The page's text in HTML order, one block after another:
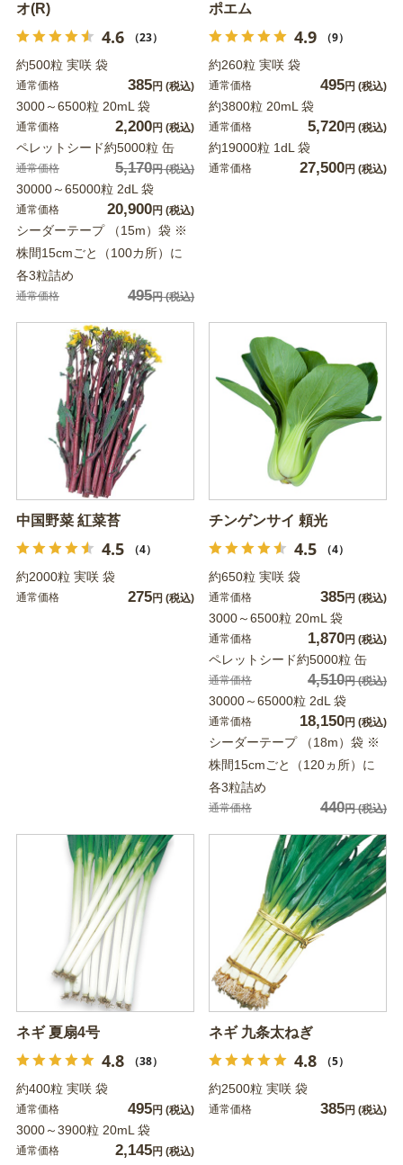
オ(R)
4.6 （23）
約500粒 実咲 袋
通常価格 385円 (税込)
3000～6500粒 20mL 袋
通常価格 2,200円 (税込)
ペレットシード約5000粒 缶
通常価格 5,170円(税込)
30000～65000粒 2dL 袋
通常価格 20,900円 (税込)
シーダーテープ （15m）袋 ※
株間15cmごと（100カ所）に
各3粒詰め
通常価格 495円(税込)
ポエム
4.9 （9）
約260粒 実咲 袋
通常価格 495円 (税込)
約3800粒 20mL 袋
通常価格 5,720円 (税込)
約19000粒 1dL 袋
通常価格 27,500円 (税込)
中国野菜 紅菜苔
4.5 （4）
約2000粒 実咲 袋
通常価格 275円 (税込)
チンゲンサイ 頼光
4.5 （4）
約650粒 実咲 袋
通常価格 385円 (税込)
3000～6500粒 20mL 袋
通常価格 1,870円 (税込)
ペレットシード約5000粒 缶
通常価格 4,510円(税込)
30000～65000粒 2dL 袋
通常価格 18,150円 (税込)
シーダーテープ （18m）袋 ※
株間15cmごと（120ヵ所）に
各3粒詰め
通常価格 440円(税込)
ネギ 夏扇4号
4.8 （38）
約400粒 実咲 袋
通常価格 495円 (税込)
3000～3900粒 20mL 袋
通常価格 2,145円 (税込)
ネギ 九条太ねぎ
4.8 （5）
約2500粒 実咲 袋
通常価格 385円 (税込)